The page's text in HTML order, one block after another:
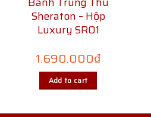
Sheraton – Hộp
Luxury SR01
1.690.000₫
Add to cart